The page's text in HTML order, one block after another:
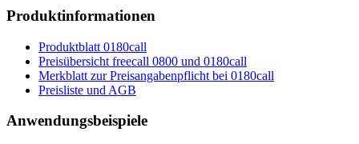
Produktinformationen
Produktblatt 0180call
Preisübersicht freecall 0800 und 0180call
Merkblatt zur Preisangabenpflicht bei 0180call
Preisliste und AGB
Anwendungsbeispiele